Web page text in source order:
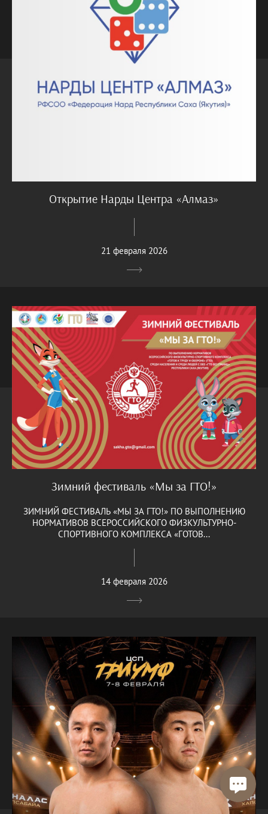
Открытие Нарды Центра «Алмаз»
21 февраля 2026
Зимний фестиваль «Мы за ГТО!»
ЗИМНИЙ ФЕСТИВАЛЬ «МЫ ЗА ГТО!» ПО ВЫПОЛНЕНИЮ
НОРМАТИВОВ ВСЕРОССИЙСКОГО ФИЗКУЛЬТУРНО-
СПОРТИВНОГО КОМПЛЕКСА «ГОТОВ...
14 февраля 2026